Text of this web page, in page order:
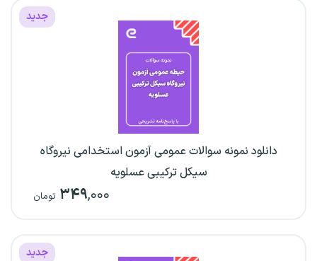
جدید
دانلود نمونه سوالات عمومی آزمون استخدامی نیروگاه
سیکل ترکیبی عسلویه
۳۴۹,۰۰۰ تومان
جدید